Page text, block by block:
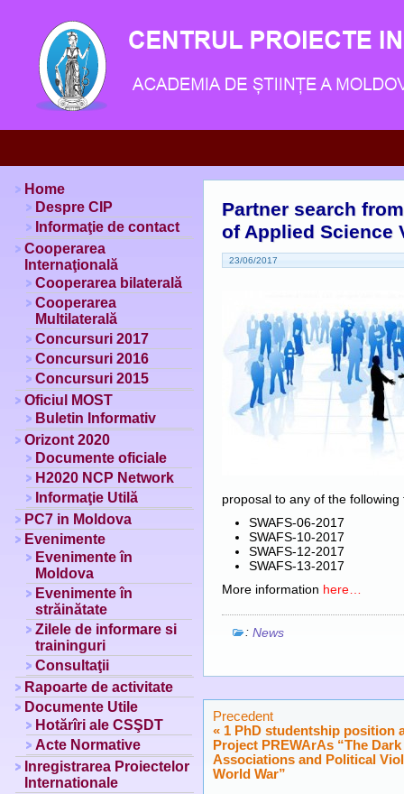
Partner search
of Applied Science
23/06/2017
proposal to any of the following
SWAFS-06-2017
SWAFS-10-2017
SWAFS-12-2017
SWAFS-13-2017
More information here…
: News
Precedent
« 1 PhD studentship position
Project PREWArAs “The
Associations and Political
World War”
Home
Despre CIP
Informaţie de contact
Cooperarea
Internaţională
Cooperarea bilaterală
Cooperarea
Multilaterală
Concursuri 2017
Concursuri 2016
Concursuri 2015
Oficiul MOST
Buletin Informativ
Orizont 2020
Documente oficiale
H2020 NCP Network
Informaţie Utilă
PC7 in Moldova
Evenimente
Evenimente în
Moldova
Evenimente în
străinătate
Zilele de informare si
traininguri
Consultaţii
Rapoarte de activitate
Documente Utile
Hotărîri ale CSŞDT
Acte Normative
Inregistrarea Proiectelor
Internationale